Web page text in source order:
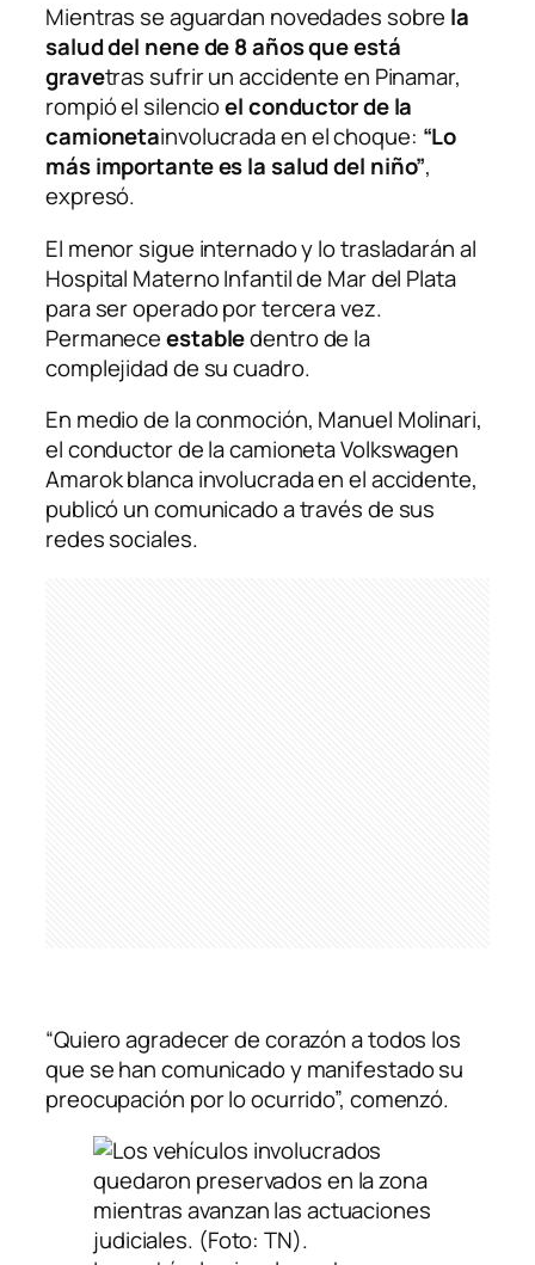
Mientras se aguardan novedades sobre la
salud del nene de 8 años que está
gravetras sufrir un accidente en Pinamar,
rompió el silencioel conductor de la
camionetainvolucrada en el choque: “Lo
más importante es la salud del niño”,
expresó.
El menor sigue internado y lo trasladarán al
Hospital Materno Infantil de Mar del Plata
para ser operado por tercera vez.
Permaneceestabledentro de la
complejidad de su cuadro.
En medio de la conmoción, Manuel Molinari,
el conductor de la camioneta Volkswagen
Amarok blanca involucrada en el accidente,
publicó un comunicado a través de sus
redes sociales.
“Quiero agradecer de corazón a todos los
que se han comunicado y manifestado su
preocupación por lo ocurrido”, comenzó.